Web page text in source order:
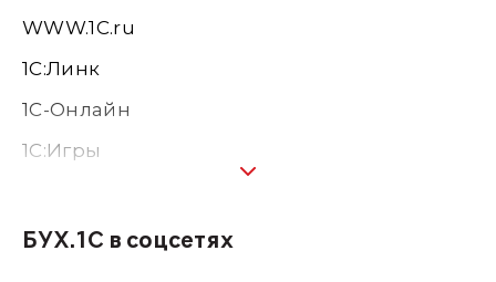
WWW.1С.ru
1С:Линк
1С-Онлайн
1C:Игры
1С:Консалтинг
БУХ.1С в соцсетях